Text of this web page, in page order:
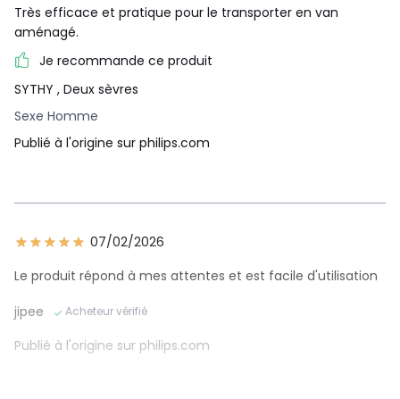
me de protection clipsabl
abot corps clipsable
Entretien
exceptionnelles
contours ,Système doubl
contours
Très efficace et pratique pour le transporter en van
aménagé.
Je recommande ce produit
SYTHY , Deux sèvres
Sexe Homme
Publié à l'origine sur philips.com
07/02/2026
Le produit répond à mes attentes et est facile d'utilisation
jipee
Acheteur vérifié
Publié à l'origine sur philips.com